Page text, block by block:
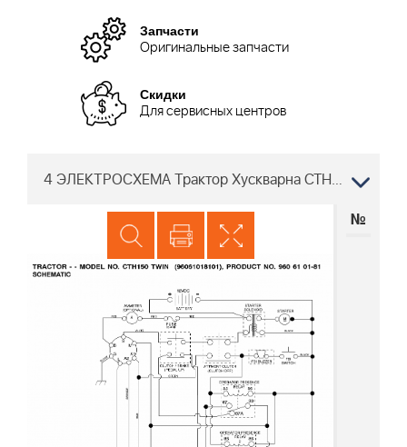
Запчасти
Оригинальные запчасти
Скидки
Для сервисных центров
4 ЭЛЕКТРОСХЕМА Трактор Хускварна CTH150 TWIN 96061018101, 2008-07
№